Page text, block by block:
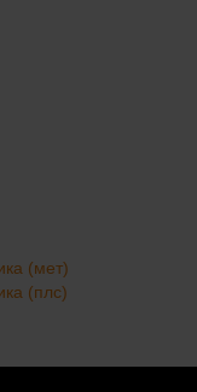
(мет)
(плс)